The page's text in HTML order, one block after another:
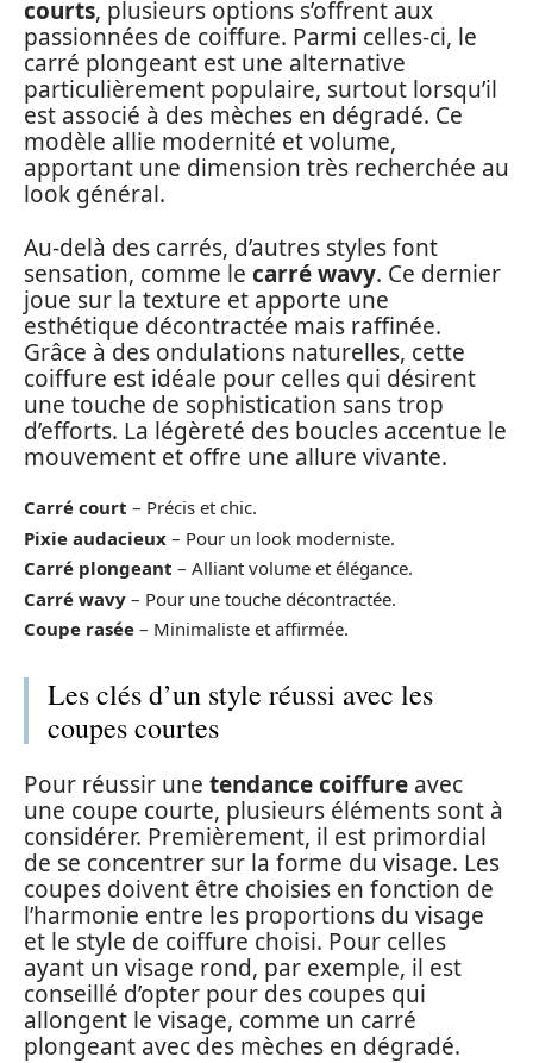
courts, plusieurs options s’offrent aux
passionnées de coiffure. Parmi celles-ci, le
carré plongeant est une alternative
particulièrement populaire, surtout lorsqu’il
est associé à des mèches en dégradé. Ce
modèle allie modernité et volume,
apportant une dimension très recherchée au
look général.
Au-delà des carrés, d’autres styles font
sensation, comme le carré wavy. Ce dernier
joue sur la texture et apporte une
esthétique décontractée mais raffinée.
Grâce à des ondulations naturelles, cette
coiffure est idéale pour celles qui désirent
une touche de sophistication sans trop
d’efforts. La légèreté des boucles accentue le
mouvement et offre une allure vivante.
Carré court – Précis et chic.
Pixie audacieux – Pour un look moderniste.
Carré plongeant – Alliant volume et élégance.
Carré wavy – Pour une touche décontractée.
Coupe rasée – Minimaliste et affirmée.
Les clés d’un style réussi avec les
coupes courtes
Pour réussir une tendance coiffure avec
une coupe courte, plusieurs éléments sont à
considérer. Premièrement, il est primordial
de se concentrer sur la forme du visage. Les
coupes doivent être choisies en fonction de
l’harmonie entre les proportions du visage
et le style de coiffure choisi. Pour celles
ayant un visage rond, par exemple, il est
conseillé d’opter pour des coupes qui
allongent le visage, comme un carré
plongeant avec des mèches en dégradé.